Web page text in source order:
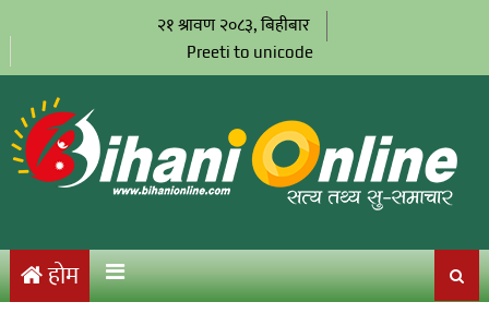
२१ श्रावण २०८३, बिहीबार
Preeti to unicode
होम